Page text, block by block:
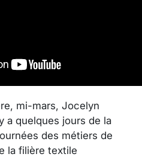
mi-mars, Jocelyn
a quelques jours de la
des métiers de
la filière textile